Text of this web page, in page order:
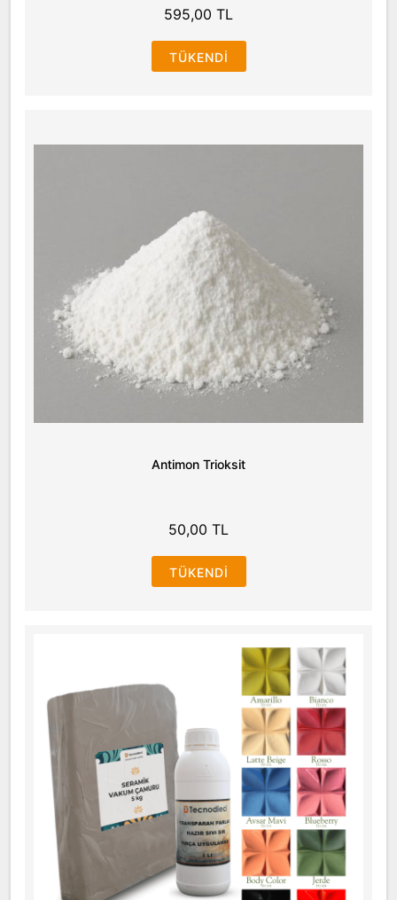
595,00 TL
TÜKENDI
Antimon Trioksit
50,00 TL
TÜKENDI